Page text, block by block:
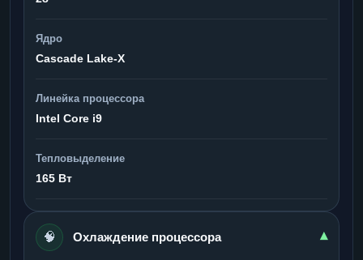
Ядро
Cascade Lake-X
Линейка процессора
Intel Core i9
Тепловыделение
165 Вт
🧠 Охлаждение процессора ▾